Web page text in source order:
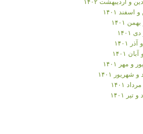
اسفند ۱۴۰۱
۱۴۰۱
۱۴۰۱
۱۴۰۱
۱۴۰۱
و مهر ۱۴۰۱
شهریور ۱۴۰۱
۱۴۰۱
۱۴۰۱